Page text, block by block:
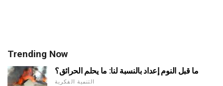
Trending Now
ما قبل النوم إعداد بالنسبة لنا: ما يحلم الحرائق؟
التنمية الفكرية